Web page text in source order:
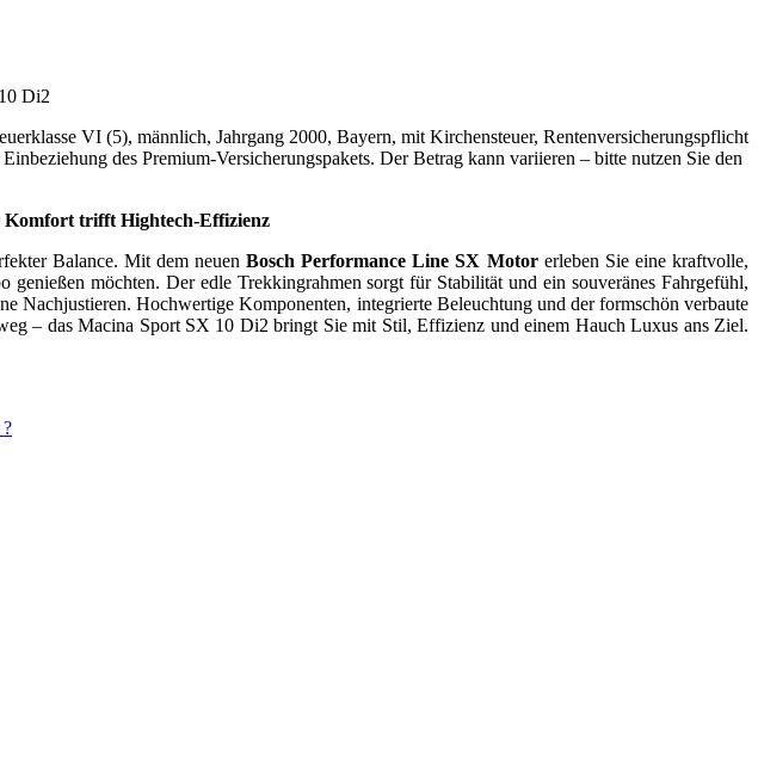
Di2
VI (5), männlich, Jahrgang 2000, Bayern, mit Kirchensteuer, Rentenversicherungspflicht
des Premium-Versicherungspakets. Der Betrag kann variieren – bitte nutzen Sie den
trifft Hightech-Effizienz
Balance. Mit dem neuenBosch Performance Line SX Motorerleben Sie eine kraftvolle,
möchten. Der edle Trekkingrahmen sorgt für Stabilität und ein souveränes Fahrgefühl,
Nachjustieren. Hochwertige Komponenten, integrierte Beleuchtung und der formschön verbaute
– das Macina Sport SX 10 Di2 bringt Sie mit Stil, Effizienz und einem Hauch Luxus ans Ziel.